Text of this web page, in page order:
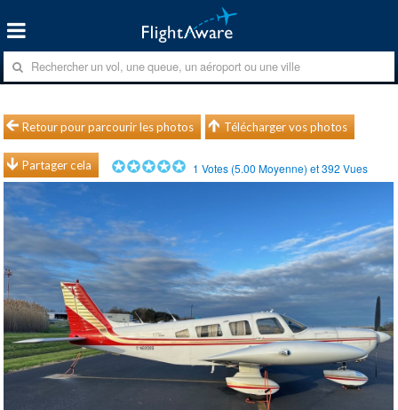
Retour pour parcourir les photos Télécharger vos photos
Partager cela 1 Votes (5.00 Moyenne) et392 Vues